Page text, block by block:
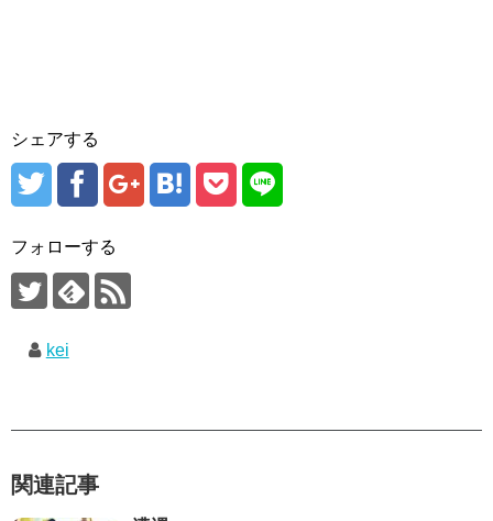
シェアする
フォローする
kei
関連記事